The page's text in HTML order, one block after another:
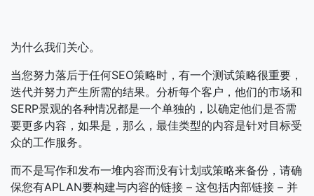
为什么我们关心。
当您努力落后于任何SEO策略时，有一个测试策略很重要，
迭代并努力产生所需的结果。分析每个客户，他们的市场和
SERP景观的各种情况都是一个单独的，以确定他们是否需
要更多内容，如果是，那么，最佳类型的内容是针对目标受
众的工作服务。
而不是写作和发布一堆内容而没有计划或策略来备份，请确
保您有APLAN要构建与内容的链接 – 这包括内部链接 – 并